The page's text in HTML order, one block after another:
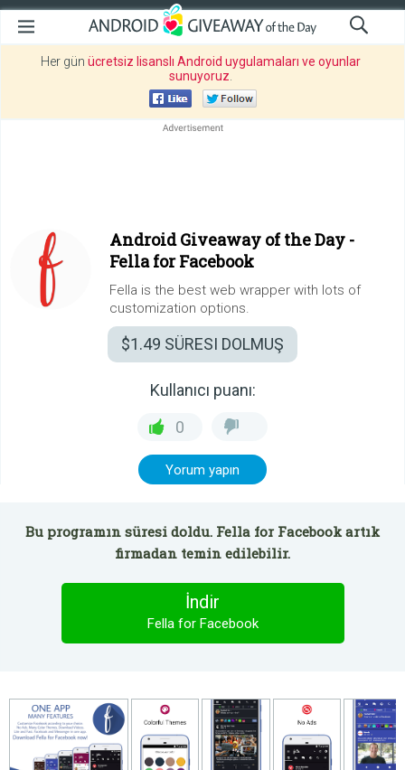
Her gün ücretsiz lisanslı Android uygulamaları ve oyunlar
sunuyoruz
Android Giveaway of the Day -
Fella for Facebook
Fella is the best web wrapper with lots of
customization options.
$1.49 SÜRESI DOLMUŞ
Kullanıcı puanı:
0
Yorum yapın
Bu programın süresi doldu. Fella for Facebook artık
firmadan temin edilebilir.
İndir
Fella for Facebook